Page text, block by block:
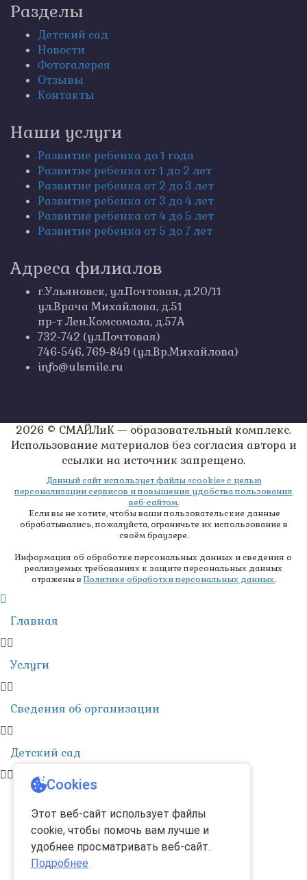
Разделы
Детский сад
Новости
Фотогалерея
Отзывы
Контакты
Наши услуги
Развитие ребенка до 1 года
Развитие ребенка от 1 до 2 лет
Развитие ребенка от 2 до 3 лет
Развитие ребенка от 3 до 4 лет
Развитие ребенка от 4 до 5 лет
Развитие ребенка от 5 до 7 лет
Адреса филиалов
г.Ульяновск, ул.Почтовая, д.20/11
ул.Врача Михайлова, д.51
пр-т Лен.Комсомола, д.57А
732-742 (ул.Почтовая)
746-546, 769-849 (ул.Вр.Михайлова)
info@ulsmile.ru
2026 © СМАЙЛиК — образовательный комплекс.
Использование материалов без согласия автора и
ссылки на источник запрещено.
Данный сайт использует файлы «cookie» с целью
персонализации сервисов и повышения удобства пользования
веб-сайтом.
Если вы не хотите, чтобы ваши пользовательские данные
обрабатывались, пожалуйста, ограничьте их использование в
своём браузере.
Информация об обработке персональных данных и сведения о
реализуемых требованиях к защите персональных данных
отражены в Политике обработки персональных данных.
Главная
Услуги
Сведения об организации
Детский сад
Cookies
Этот веб-сайт использует файлы
cookie, чтобы помочь вам лучше и
удобнее просматривать веб-сайт.
Подробнее